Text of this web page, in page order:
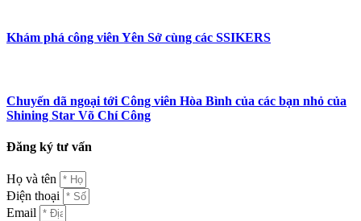
Khám phá công viên Yên Sở cùng các SSIKERS
Chuyến dã ngoại tới Công viên Hòa Bình của các bạn nhỏ của
Shining Star Võ Chí Công
Đăng ký tư vấn
Họ và tên
Điện thoại
Email